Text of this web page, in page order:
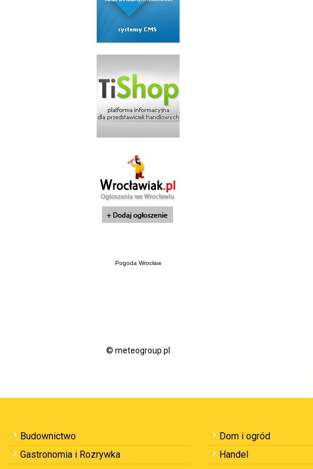
Pogoda Wrocław
© meteogroup.pl
Budownictwo Dom i ogród
Gastronomia i Rozrywka
Handel